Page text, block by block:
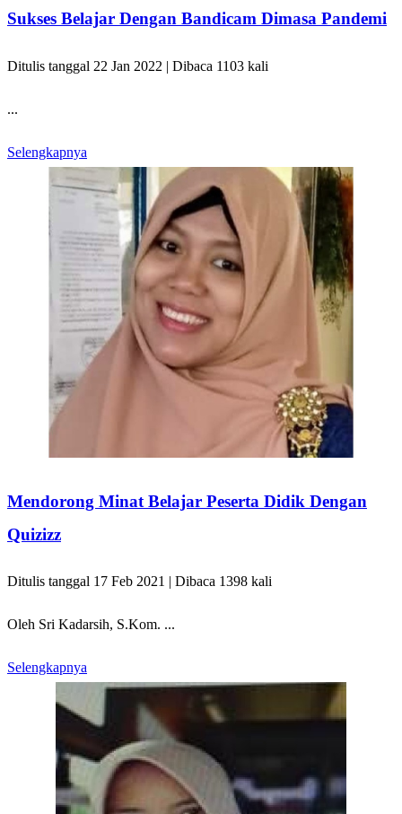
Sukses Belajar Dengan Bandicam Dimasa Pandemi
Ditulis tanggal 22 Jan 2022 | Dibaca 1103 kali
...
Selengkapnya
Mendorong Minat Belajar Peserta Didik Dengan
Quizizz
Ditulis tanggal 17 Feb 2021 | Dibaca 1398 kali
Oleh Sri Kadarsih, S.Kom. ...
Selengkapnya